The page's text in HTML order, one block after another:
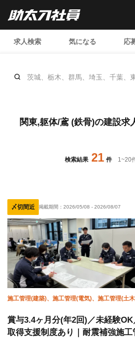
求人検索 気になる 応
茨城、栃木、群馬、埼玉、千葉、
関東,躯体/鳶 (鉄骨)の建設求
検索結果 21 件 1~20
〆切間近 掲載期間： 2026/05/08 - 2026/08/07
施工管理(建築)、施工管理(電気)、施工管理(土
賞与3.4ヶ月分(年2回)／未経験
取得支援制度あり｜耐震補強施工